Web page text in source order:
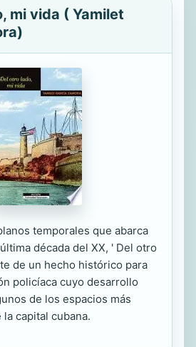
mi vida ( Yamilet
temporales que abarca
década del XX, ' Del otro
de un hecho histórico para
policíaca cuyo desarrollo
de los espacios más
capital cubana.